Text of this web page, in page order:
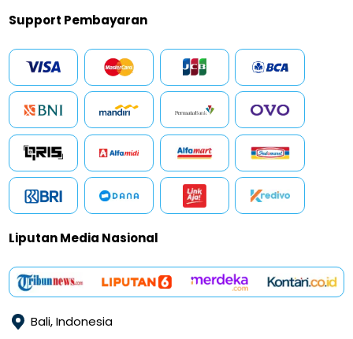
Support Pembayaran
Liputan Media Nasional
Bali, Indonesia